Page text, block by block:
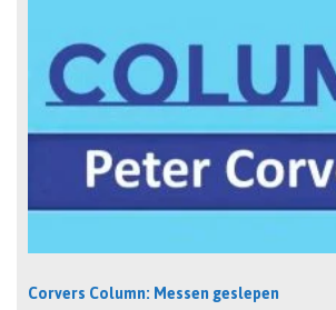
Corvers Column: Messen geslepen